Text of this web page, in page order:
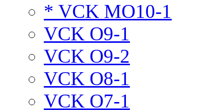
* VCK MO10-1
VCK O9-1
VCK O9-2
VCK O8-1
VCK O7-1